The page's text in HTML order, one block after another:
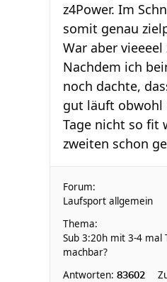
z4Power. Im
somit genau
War aber
Nachdem ich
noch dachte,
gut läuft obwohl
Tage nicht so fit
zweiten schon
Forum:
Laufsport allgemein
Thema:
Sub 3:20h mit 3-4 mal
machbar?
Antworten: 83602